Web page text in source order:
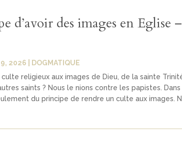
d’avoir des images en Eglise –
9, 2026
DOGMATIQUE
religieux aux images de Dieu, de la sainte
saints ? Nous le nions contre les papistes.
du principe de rendre un culte aux images.